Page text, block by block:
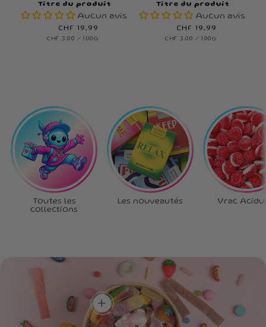
Titre du produit
Aucun avis
Prix
habituel
CHF 19.99
PRIX
CHF 3.00 / PAR
100G
Titre du produit
Aucun avis
Prix
habituel
CHF 19.99
PRIX
CHF 3.00 / PAR
100G
Toutes les
collections
Les nouveautés Vrac
add
Plein de goûts,
zéro routine !
Un mélange unique pour
découvrir de nouvelles
saveurs à chaque
bouchée.
couleurs, un max
de saveurs !
Une box aussi belle à
regarder que délicieuse à
dévorer.